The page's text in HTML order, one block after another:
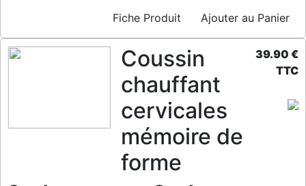
Fiche Produit Ajouter au Panier
Coussin
chauffant
cervicales
mémoire de
forme
39.90 €
TTC